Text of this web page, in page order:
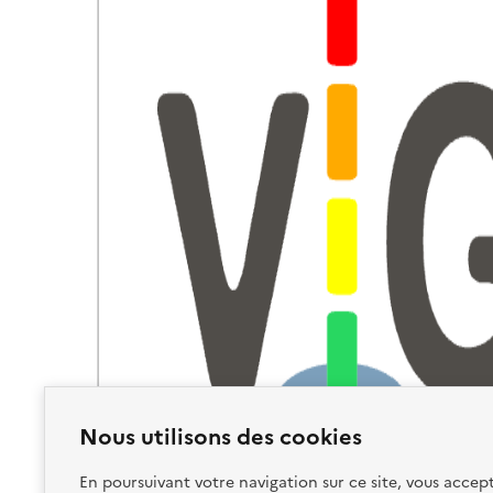
Nous utilisons des cookies
En poursuivant votre navigation sur ce site, vous